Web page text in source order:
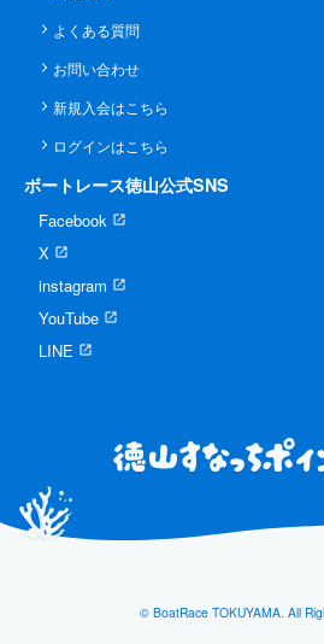
よくある質問
お問い合わせ
新規入会はこちら
ログインはこちら
ボートレース徳山公式SNS
Facebook
X
instagram
YouTube
LINE
© BoatRace TOKUYAMA. All